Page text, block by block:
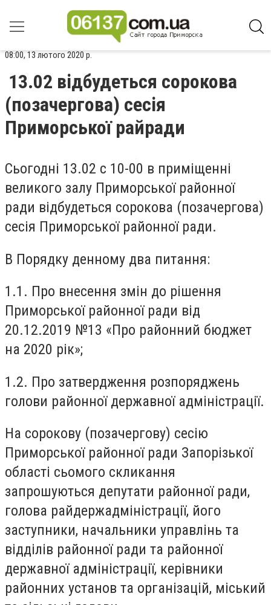
08:00, 13 лютого 2020 р.
13.02 відбудеться сорокова
(позачергова) сесія
Приморської райради
Сьогодні 13.02 с 10-00 в приміщенні
великого залу Приморської районної
ради відбудеться сорокова (позачергова)
сесія Приморської районної ради.
В Порядку денному два питання:
1.1. Про внесення змін до рішення
Приморської районної ради від
20.12.2019 №13 «Про районний бюджет
на 2020 рік»;
1.2. Про затвердження розпоряджень
голови районної державної адміністрації.
На сорокову (позачергову) сесію
Приморської районної ради Запорізької
області сьомого скликання
запрошуються депутати районної ради,
голова райдержадміністрації, його
заступники, начальники управлінь та
відділів районної ради та районної
державної адміністрації, керівники
районних установ та організацій, міський